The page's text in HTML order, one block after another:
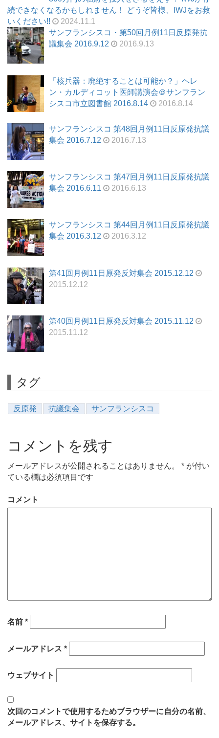
続できなくなるかもしれません！ どうぞ皆様、IWJをお救
いください!!
2024.11.1
サンフランシスコ・第50回月例11日反原発抗
議集会 2016.9.12
2016.9.13
「核兵器：廃絶することは可能か？」ヘレ
ン・カルディコット医師講演会＠サンフラン
シスコ市立図書館 2016.8.14
2016.8.14
サンフランシスコ 第48回月例11日反原発抗議
集会 2016.7.12
2016.7.13
サンフランシスコ 第47回月例11日反原発抗議
集会 2016.6.11
2016.6.13
サンフランシスコ 第44回月例11日反原発抗議
集会 2016.3.12
2016.3.12
第41回月例11日原発反対集会 2015.12.12
2015.12.12
第40回月例11日原発反対集会 2015.11.12
2015.11.12
タグ
反原発 抗議集会 サンフランシスコ
コメントを残す
メールアドレスが公開されることはありません。 * が付い
ている欄は必須項目です
コメント
名前 *
メールアドレス *
ウェブサイト
次回のコメントで使用するためブラウザーに自分の名前、
メールアドレス、サイトを保存する。